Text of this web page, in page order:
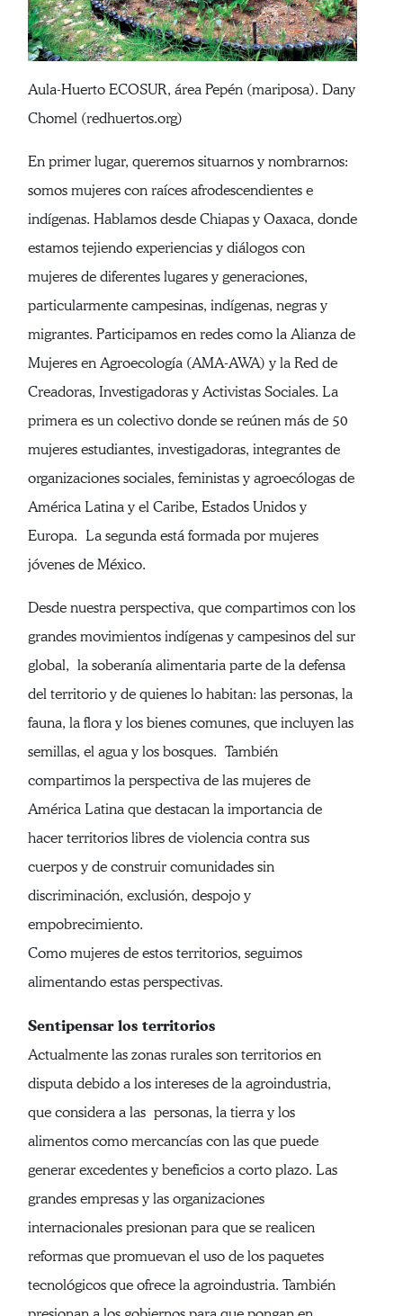
Aula-Huerto ECOSUR, área Pepén (mariposa). Dany
Chomel (redhuertos.org)
En primer lugar, queremos situarnos y nombrarnos:
somos mujeres con raíces afrodescendientes e
indígenas. Hablamos desde Chiapas y Oaxaca, donde
estamos tejiendo experiencias y diálogos con
mujeres de diferentes lugares y generaciones,
particularmente campesinas, indígenas, negras y
migrantes. Participamos en redes como la Alianza de
Mujeres en Agroecología (AMA-AWA) y la Red de
Creadoras, Investigadoras y Activistas Sociales. La
primera es un colectivo donde se reúnen más de 50
mujeres estudiantes, investigadoras, integrantes de
organizaciones sociales, feministas y agroecólogas de
América Latina y el Caribe, Estados Unidos y
Europa. La segunda está formada por mujeres
jóvenes de México.
Desde nuestra perspectiva, que compartimos con los
grandes movimientos indígenas y campesinos del sur
global, la soberanía alimentaria parte de la defensa
del territorio y de quienes lo habitan: las personas, la
fauna, la flora y los bienes comunes, que incluyen las
semillas, el agua y los bosques. También
compartimos la perspectiva de las mujeres de
América Latina que destacan la importancia de
hacer territorios libres de violencia contra sus
cuerpos y de construir comunidades sin
discriminación, exclusión, despojo y
empobrecimiento.
Como mujeres de estos territorios, seguimos
alimentando estas perspectivas.
Sentipensar los territorios
Actualmente las zonas rurales son territorios en
disputa debido a los intereses de la agroindustria,
que considera a las personas, la tierra y los
alimentos como mercancías con las que puede
generar excedentes y beneficios a corto plazo. Las
grandes empresas y las organizaciones
internacionales presionan para que se realicen
reformas que promuevan el uso de los paquetes
tecnológicos que ofrece la agroindustria. También